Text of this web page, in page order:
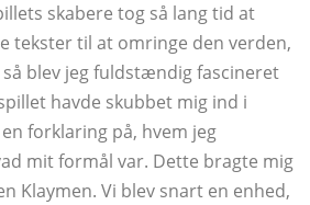
skabere tog så lang tid at
tekster til at omringe den verden,
så blev jeg fuldstændig fascineret
havde skubbet mig ind i
forklaring på, hvem jeg
mit formål var. Dette bragte mig
Klaymen. Vi blev snart en enhed,